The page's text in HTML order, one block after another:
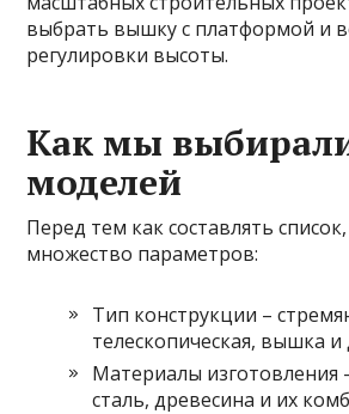
выбрать вышку с платформой и
регулировки высоты.
Как мы
моделей
Перед тем как составлять
множество параметров:
Тип конструкции –
телескопическая, вышка и
Материалы изготовления
сталь, древесина и их